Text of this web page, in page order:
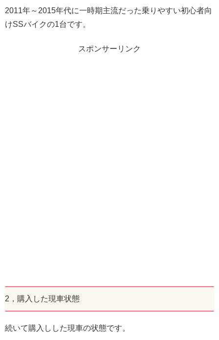
2011年～2015年代に一時期主流だった乗りやすい初心者向
けSSバイクの1台です。
スポンサーリンク
2，購入した現車状態
続いて購入しした現車の状態です。